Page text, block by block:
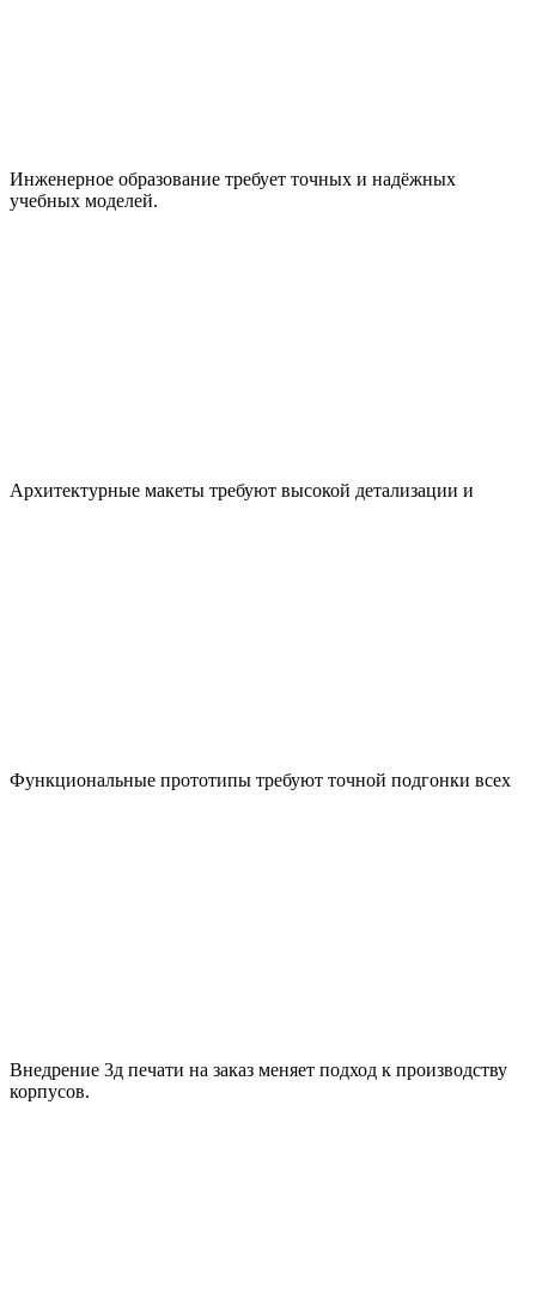
Инженерное образование требует точных и надёжных
учебных моделей.
Архитектурные макеты требуют высокой детализации и
Функциональные прототипы требуют точной подгонки всех
Внедрение 3д печати на заказ меняет подход к производству
корпусов.